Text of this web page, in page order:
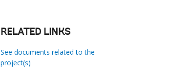
RELATED LINKS
See documents related to the
project(s)